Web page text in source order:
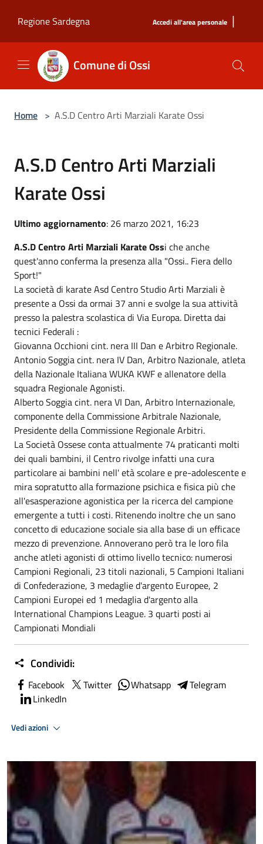
Regione Sardegna
Accedi all'area personale |
Comune di Ossi
Home > A.S.D Centro Arti Marziali Karate Ossi
A.S.D Centro Arti Marziali
Karate Ossi
Ultimo aggiornamento: 26 marzo 2021, 16:23
A.S.D Centro Arti Marziali Karate Ossi che anche
quest'anno conferma la presenza alla "Ossi.. Fiera dello
Sport!"
La società di karate Asd Centro Studio Arti Marziali è
presente a Ossi da ormai 37 anni e svolge la sua attività
presso la palestra scolastica di Via Europa. Diretta dai
tecnici Federali :
Giovanna Occhioni cint. nera III Dan e Arbitro Regionale.
Antonio Soggia cint. nera IV Dan, Arbitro Nazionale, atleta
della Nazionale Italiana WUKA KWF e allenatore della
squadra Regionale Agonisti.
Alberto Soggia cint. nera VI Dan, Arbitro Internazionale,
componente della Commissione Arbitrale Nazionale,
Presidente della Commissione Regionale Arbitri.
La Società Ossese conta attualmente 74 praticanti molti
dei quali bambini, il Centro rivolge infatti una cura
particolare ai bambini nell' età scolare e pre-adolescente e
mira sopratutto alla formazione psichica e fisica più che
all'esasperazione agonistica per la ricerca del campione
emergente a tutti i costi. Ritenendo inoltre che un sano
concetto di educazione sociale sia alla base di un efficace
mezzo di prevenzione. Annoverano però tra le loro fila
anche atleti agonisti di ottimo livello tecnico: numerosi
Campioni Regionali, 23 titoli nazionali, 5 Campioni Italiani
di Confederazione, 3 medaglie d'argento Europee, 2
Campioni Europei ed 1 medaglia d'argento alla
International Champions League. 3 quarti posti ai
Campionati Mondiali
Condividi:
Facebook Twitter Whatsapp
Telegram
LinkedIn
Vedi azioni